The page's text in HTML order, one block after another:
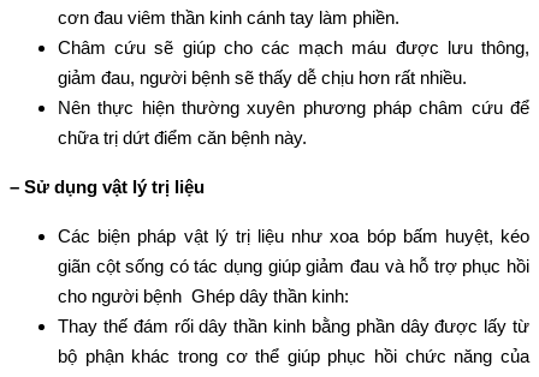
cơn đau viêm thần kinh cánh tay làm phiền.
Châm cứu sẽ giúp cho các mạch máu được lưu thông,
giảm đau, người bệnh sẽ thấy dễ chịu hơn rất nhiều.
Nên thực hiện thường xuyên phương pháp châm cứu để
chữa trị dứt điểm căn bệnh này.
– Sử dụng vật lý trị liệu
Các biện pháp vật lý trị liệu như xoa bóp bấm huyệt, kéo
giãn cột sống có tác dụng giúp giảm đau và hỗ trợ phục hồi
cho người bệnh Ghép dây thần kinh:
Thay thế đám rối dây thần kinh bằng phần dây được lấy từ
bộ phận khác trong cơ thể giúp phục hồi chức năng của